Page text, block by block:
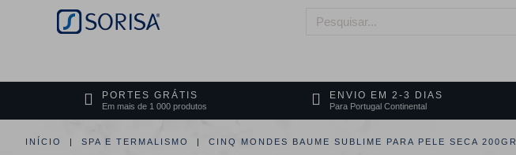
PORTES GRÁTIS
Em mais de 1 000 produtos
ENVIO EM 2-3 DIAS
Para Portugal Continental
INÍCIO SPA E TERMALISMO CINQ MONDES BAUME SUBLIME PARA PELE SECA 200GR